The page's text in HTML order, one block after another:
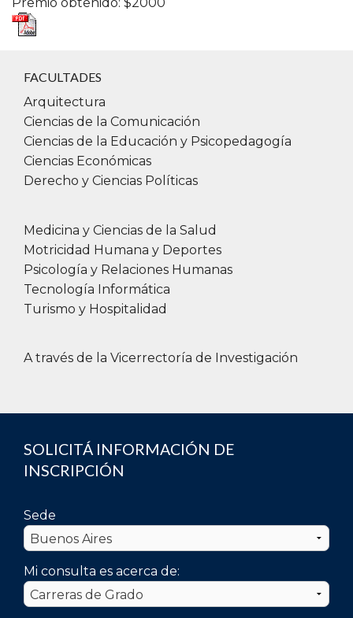
FACULTADES
Arquitectura
Ciencias de la Comunicación
Ciencias de la Educación y Psicopedagogía
Ciencias Económicas
Derecho y Ciencias Políticas
Medicina y Ciencias de la Salud
Motricidad Humana y Deportes
Psicología y Relaciones Humanas
Tecnología Informática
Turismo y Hospitalidad
A través de la Vicerrectoría de Investigación
SOLICITÁ INFORMACIÓN DE
INSCRIPCIÓN
Sede
Mi consulta es acerca de: